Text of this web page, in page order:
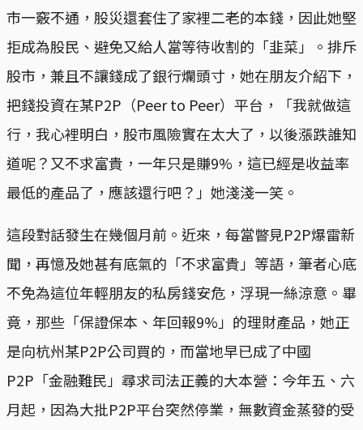
市一竅不通，股災還套住了家裡二老的本錢，因此她堅
拒成為股民、避免又給人當等待收割的「韭菜」。排斥
股市，兼且不讓錢成了銀行爛頭寸，她在朋友介紹下，
把錢投資在某P2P（Peer to Peer）平台，「我就做這
行，我心裡明白，股市風險實在太大了，以後漲跌誰知
道呢？又不求富貴，一年只是賺9%，這已經是收益率
最低的產品了，應該還行吧？」她淺淺一笑。
這段對話發生在幾個月前。近來，每當瞥見P2P爆雷新
聞，再憶及她甚有底氣的「不求富貴」等語，筆者心底
不免為這位年輕朋友的私房錢安危，浮現一絲涼意。畢
竟，那些「保證保本、年回報9%」的理財產品，她正
是向杭州某P2P公司買的，而當地早已成了中國
P2P「金融難民」尋求司法正義的大本營：今年五、六
月起，因為大批P2P平台突然停業，無數資金蒸發的受